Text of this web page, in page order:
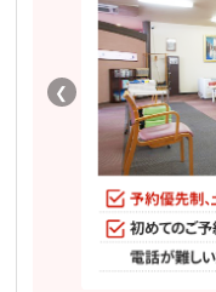
❮